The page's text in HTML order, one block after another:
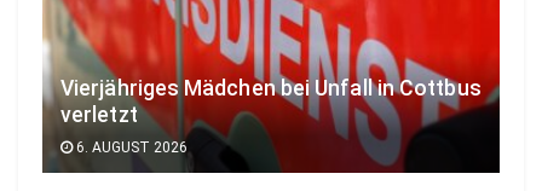
Vierjähriges Mädchen bei Unfall in Cottbus
verletzt
6. AUGUST 2026